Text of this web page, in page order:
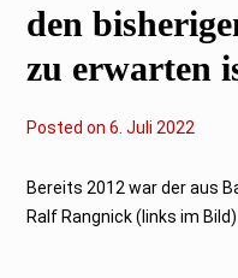
den
zu erwarten
Posted on2
A
g
6. Juli 2022
Bereits 2012 war der aus
Ralf Rangnick (links im